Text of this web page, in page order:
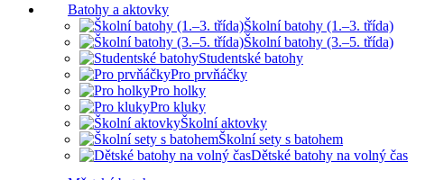
Batohy a aktovky
Školní batohy (1.–3. třída)
Školní batohy (3.–5. třída)
Studentské batohy
Pro prvňáčky
Pro holky
Pro kluky
Školní aktovky
Školní sety s batohem
Dětské batohy na volný čas